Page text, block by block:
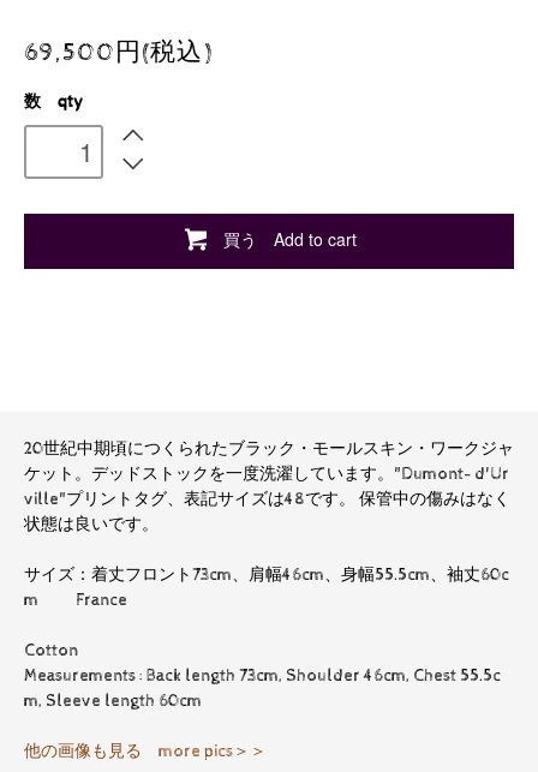
69,500円(税込)
数 qty
買う Add to cart
20世紀中期頃につくられたブラック・モールスキン・ワークジャ
ケット。デッドストックを一度洗濯しています。"Dumont- d'Ur
ville"プリントタグ、表記サイズは48です。 保管中の傷みはなく
状態は良いです。
サイズ：着丈フロント73cm、肩幅46cm、身幅55.5cm、袖丈60c
m France
Cotton
Measurements : Back length 73cm, Shoulder 46cm, Chest 55.5c
m, Sleeve length 60cm
他の画像も見る more pics＞＞